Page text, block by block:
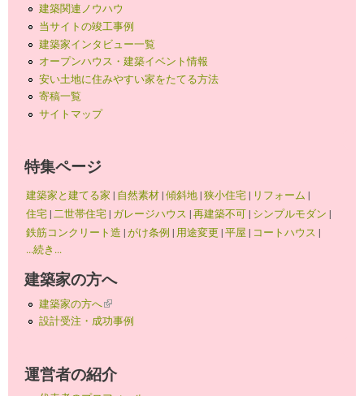
建築関連ノウハウ
当サイトの竣工事例
建築家インタビュー一覧
オープンハウス・建築イベント情報
安い土地に住みやすい家をたてる方法
寄稿一覧
サイトマップ
特集ページ
建築家と建てる家 | 自然素材|傾斜地|狭小住宅| リフォーム |
住宅|二世帯住宅| ガレージハウス |再建築不可| シンプルモダン |
鉄筋コンクリート造 |がけ条例 | 用途変更 |平屋 | コートハウス |
...続き...
建築家の方へ
建築家の方へ(link is external)
設計受注・成功事例
運営者の紹介